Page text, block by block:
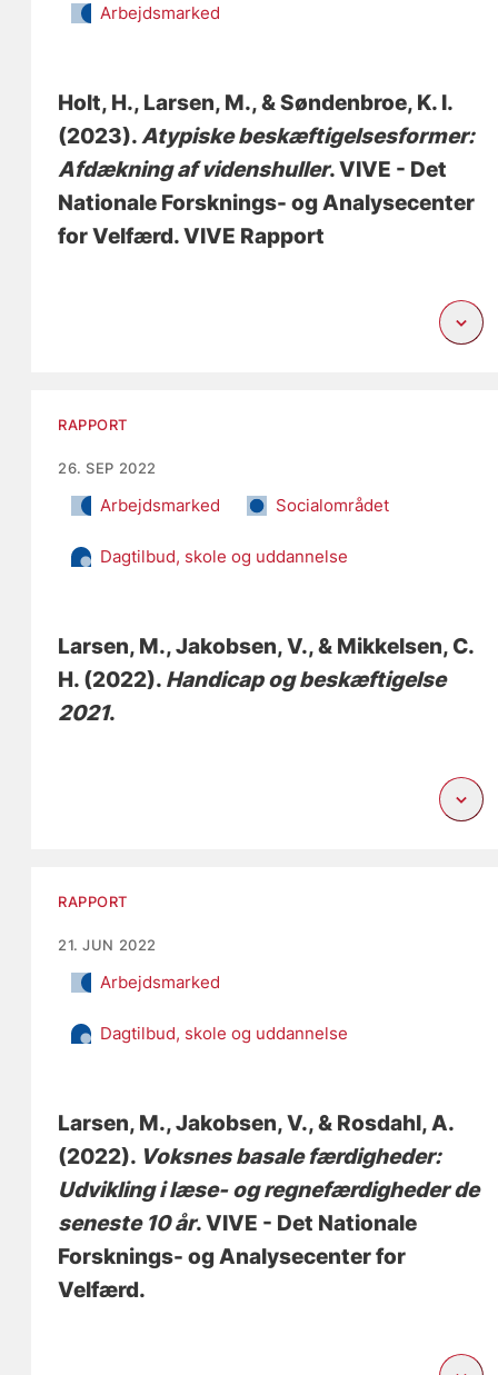
Arbejdsmarked
Holt, H., Larsen, M., & Søndenbroe, K. I.
(2023).Atypiske beskæftigelsesformer:
Afdækning af videnshuller. VIVE - Det
Nationale Forsknings- og Analysecenter
for Velfærd. VIVE Rapport
RAPPORT
26. SEP 2022
Arbejdsmarked Socialområdet
Dagtilbud, skole og uddannelse
Larsen, M., Jakobsen, V., & Mikkelsen, C.
H. (2022). Handicap og beskæftigelse
2021.
RAPPORT
21. JUN 2022
Arbejdsmarked
Dagtilbud, skole og uddannelse
Larsen, M., Jakobsen, V., & Rosdahl, A.
(2022). Voksnes basale færdigheder:
Udvikling i læse- og regnefærdigheder de
seneste 10 år. VIVE - Det Nationale
Forsknings- og Analysecenter for
Velfærd.